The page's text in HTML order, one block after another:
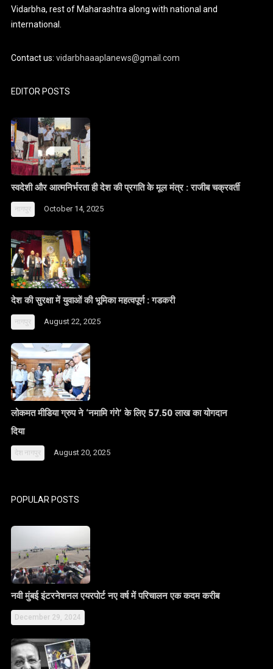
Vidarbha, rest of Maharashtra along with national and
international.
Contact us:vidarbhaaaplanews@gmail.com
EDITOR POSTS
स्वदेशी और आत्मनिर्भरता ही देश की प्रगति के मूल मंत्र : राजीब चक्रवर्ती
नागपुर October 14, 2025
देश की सुरक्षा में युवाओं की भूमिका महत्वपूर्ण : गडकरी
नागपुर August 22, 2025
लोकमत मीडिया ग्रुप ने ‘नमामि गंगे’ के लिए 57.50 लाख का योगदान
दिया
देश नागपुर August 20, 2025
POPULAR POSTS
नवी मुंबई इंटरनेशनल एयरपोर्ट नए वर्ष में परिचालन एक कदम करीब
December 29, 2024